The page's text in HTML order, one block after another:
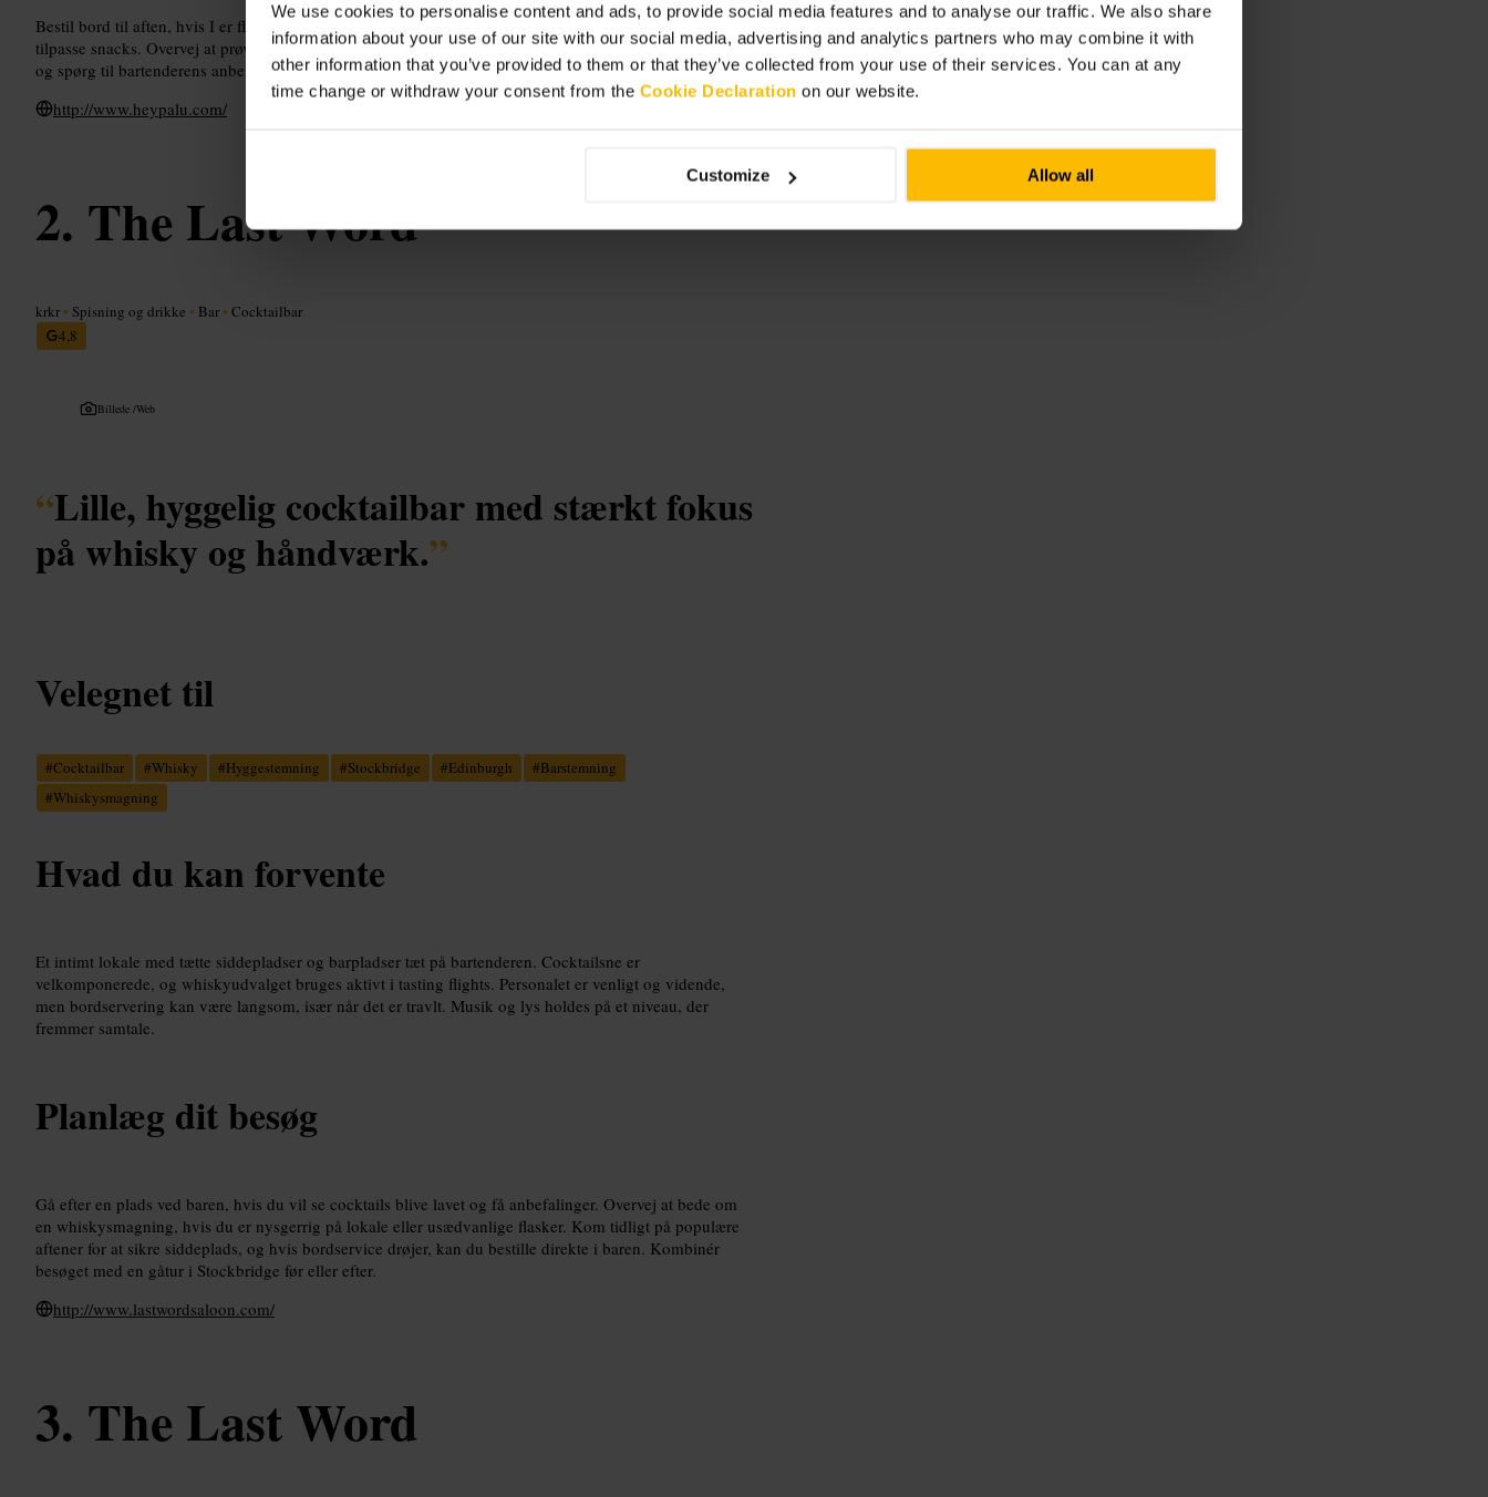
We use cookies to personalise content and ads, to provide social media features and to analyse our traffic. We also share
information about your use of our site with our social media, advertising and analytics partners who may combine it with
other information that you’ve provided to them or that they’ve collected from your use of their services. You can at any
time change or withdraw your consent from the Cookie Declaration on our website.
Customize Allow all
Bestil bord til aften, hvis I er flere eller vil sikre en plads. Fortæl personalet om allergier, de er vant til at
tilpasse snacks. Overvej at prøve en amari-flight for at sammenligne smage, eller slå til på en huscocktail
og spørg til bartenderens anbefalinger.
http://www.heypalu.com/
The Last Word
krkr • Spisning og drikke • Bar • Cocktailbar
4,8
Billede /Web
“Lille, hyggelig cocktailbar med stærkt fokus
på whisky og håndværk.”
Velegnet til
#Cocktailbar #Whisky #Hyggestemning #Stockbridge #Edinburgh #Barstemning
#Whiskysmagning
Hvad du kan forvente
Et intimt lokale med tætte siddepladser og barpladser tæt på bartenderen. Cocktailsne er
velkomponerede, og whiskyudvalget bruges aktivt i tasting flights. Personalet er venligt og vidende,
men bordservering kan være langsom, især når det er travlt. Musik og lys holdes på et niveau, der
fremmer samtale.
Planlæg dit besøg
Gå efter en plads ved baren, hvis du vil se cocktails blive lavet og få anbefalinger. Overvej at bede om
en whiskysmagning, hvis du er nysgerrig på lokale eller usædvanlige flasker. Kom tidligt på populære
aftener for at sikre siddeplads, og hvis bordservice drøjer, kan du bestille direkte i baren. Kombinér
besøget med en gåtur i Stockbridge før eller efter.
http://www.lastwordsaloon.com/
The Last Word